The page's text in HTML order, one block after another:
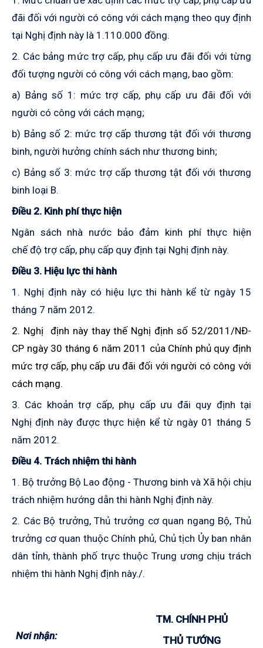
đãi đối với người có công với cách mạng theo quy định
tại Nghị định này là 1.110.000 đồng.
2. Các bảng mức trợ cấp, phụ cấp ưu đãi đối với từng
đối tượng người có công với cách mạng, bao gồm:
a) Bảng số 1: mức trợ cấp, phụ cấp ưu đãi đối với
người có công với cách mạng;
b) Bảng số 2: mức trợ cấp thương tật đối với thương
binh, người hưởng chính sách như thương binh;
c) Bảng số 3: mức trợ cấp thương tật đối với thương
binh loại B.
Điều 2. Kinh phí thực hiện
Ngân sách nhà nước bảo đảm kinh phí thực hiện
chế độ trợ cấp, phụ cấp quy định tại Nghị định này.
Điều 3. Hiệu lực thi hành
1. Nghị định này có hiệu lực thi hành kể từ ngày 15
tháng 7 năm 2012.
2. Nghị định này thay thế Nghị định số 52/2011/NĐ-
CP ngày 30 tháng 6 năm 2011 của Chính phủ quy định
mức trợ cấp, phụ cấp ưu đãi đối với người có công với
cách mạng.
3. Các khoản trợ cấp, phụ cấp ưu đãi quy định tại
Nghị định này được thực hiện kể từ ngày 01 tháng 5
năm 2012.
Điều 4. Trách nhiệm thi hành
1. Bộ trưởng Bộ Lao động - Thương binh và Xã hội chịu
trách nhiệm hướng dẫn thi hành Nghị định này.
2. Các Bộ trưởng, Thủ trưởng cơ quan ngang Bộ, Thủ
trưởng cơ quan thuộc Chính phủ, Chủ tịch Ủy ban nhân
dân tỉnh, thành phố trực thuộc Trung ương chịu trách
nhiệm thi hành Nghị định này./.
Nơi nhận:
TM. CHÍNH PHỦ
THỦ TƯỚNG